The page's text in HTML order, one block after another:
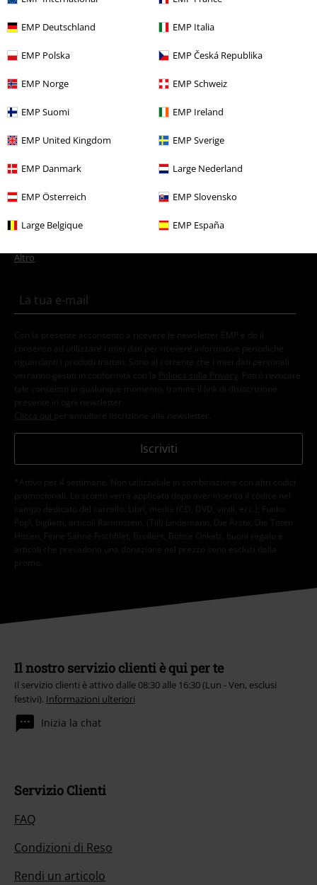
EMP Deutschland EMP Italia
EMP Polska EMP Česká Republika
EMP Norge EMP Schweiz
EMP Suomi EMP Ireland
EMP United Kingdom EMP Sverige
EMP Danmark Large Nederland
EMP Österreich EMP Slovensko
Large Belgique EMP España
Newsletter
Altro
Con la presente acconsento a ricevere le newsletter EMP e do il
consenso ad utilizzare i miei dati per ricevere informative periodiche
riguardanti i prodotti trattati. Sono al corrente che i miei dati personali
verranno gestiti in conformità con la
Politica sulla Privacy
. Potrò revocare
tale consenso in qualunque momento, tramite il link di disiscrizione
presente in ogni newsletter.
Clicca qui per annullare liscrizione alla newsletter.
Iscriviti
*Attivo per 4 settimane. Non utilizzabile in combinazione con altri codici
promozionali. Lo sconto verrà applicato dopo aver inserito il codice nel
campo dedicato del carrello. Libri, media (CD, DVD, vinili, ecc.), Funko
Pop!, biglietti, articoli Rammstein, (Till) Lindemann, Die Ärzte, Die Toten
Hosen, Feine Sahne Fischfilet, Broilers, Böhse Onkelz, buoni regalo e
articoli che prevedono una donazione nel prezzo sono esclusi dalla
promo.
Il nostro servizio clienti è qui per te
Il servizio clienti è attivo dalle 08:30 alle 16:30 (Lun - Ven, esclusi
festivi). Informazioni ulteriori
Inizia la chat
Servizio Clienti
FAQ
Condizioni di Reso
Rendi un articolo